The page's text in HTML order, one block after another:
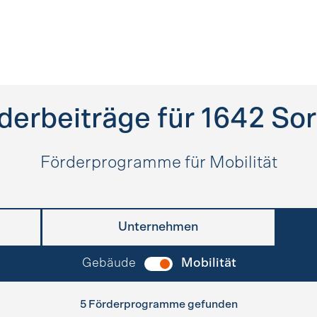
für 1642
Förderprogramme für Mobilität
Unternehmen
Gebäude Mobilität
5 Förderprogramme gefunden